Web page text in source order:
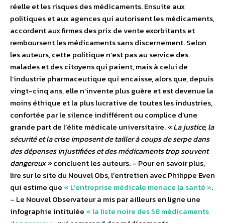
réelle et les risques des médicaments. Ensuite aux
politiques et aux agences qui autorisent les médicaments,
accordent aux firmes des prix de vente exorbitants et
remboursent les médicaments sans discernement. Selon
les auteurs, cette politique n’est pas au service des
malades et des citoyens qui paient, mais à celui de
l’industrie pharmaceutique qui encaisse, alors que, depuis
vingt-cinq ans, elle n’invente plus guère et est devenue la
moins éthique et la plus lucrative de toutes les industries,
confortée par le silence indifférent ou complice d’une
grande part de l’élite médicale universitaire.« La justice, la
sécurité et la crise imposent de tailler à coups de serpe dans
des dépenses injustifiées et des médicaments trop souvent
dangereux »concluent les auteurs. – Pour en savoir plus,
lire sur le site du Nouvel Obs, l’entretien avec Philippe Even
qui estime que « L’entreprise médicale menace la santé ».
– Le Nouvel Observateur a mis par ailleurs en ligne une
infographie intitulée « la liste noire des 58 médicaments